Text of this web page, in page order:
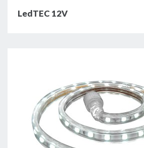
LedTEC 12V